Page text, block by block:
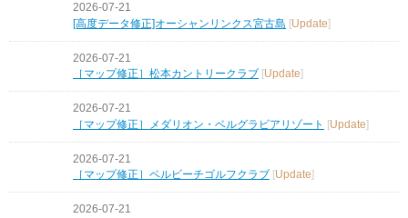
2026-07-21
[高度データ修正]オーシャンリンクス宮古島 [Update]
2026-07-21
［マップ修正］松本カントリークラブ
Update
2026-07-21
［マップ修正］メダリオン・ベルグラビアリゾート
[Update]
2026-07-21
［マップ修正］ベルビーチゴルフクラブ [Update]
2026-07-21